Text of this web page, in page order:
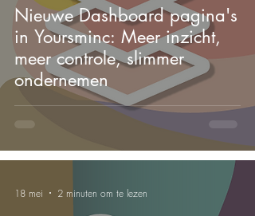
Nieuwe Dashboard pagina's
in Yoursminc: Meer inzicht,
meer controle, slimmer
ondernemen
18 mei 2 minuten om te lezen